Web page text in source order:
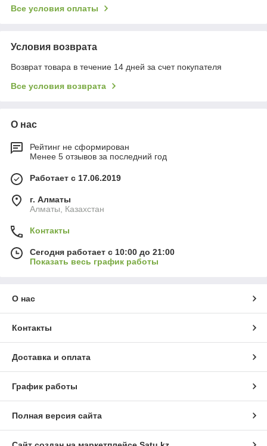
Все условия оплаты
Условия возврата
Возврат товара в течение 14 дней за счет покупателя
Все условия возврата
О нас
Рейтинг не сформирован
Менее 5 отзывов за последний год
Работает с 17.06.2019
г. Алматы
Алматы, Казахстан
Контакты
Сегодня работает с 10:00 до 21:00
Показать весь график работы
О нас
Контакты
Доставка и оплата
График работы
Полная версия сайта